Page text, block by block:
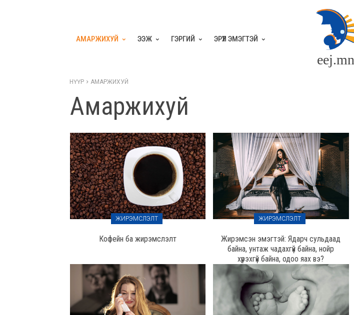
АМАРЖИХУЙ ЭЭЖ ГЭРГИЙ ЭРҮҮЛ ЭМЭГТЭЙ
eej.mn
НҮҮР АМАРЖИХУЙ
Амаржихуй
ЖИРЭМСЛЭЛТ
Кофейн ба жирэмслэлт
ЖИРЭМСЛЭЛТ
Жирэмсэн эмэгтэй: Ядарч сульдаад
байна, унтаж чадахгүй байна, нойр
хүрэхгүй байна, одоо яах вэ?